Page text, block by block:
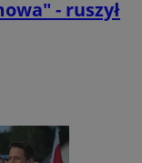
- ruszył